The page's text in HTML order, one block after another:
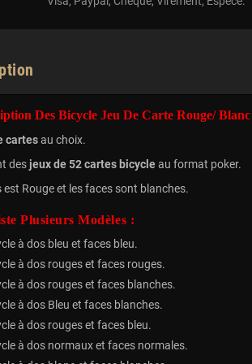
Des Bicycle Jeu De Carte Rouge/ Blanc
cartesau choix.
des jeux de 52 cartes bicycleau format poker.
est Rouge et les faces sont blanches.
Plusieurs Modèles :
à dos bleu et faces bleu.
à dos rouges et faces rouges.
à dos rouges et faces blanches.
à dos Bleu et faces blanches.
à dos rouges et faces bleu.
à dos normaux et faces normales.